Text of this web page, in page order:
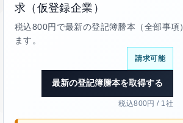
求（仮登録企業）
税込800円で最新の登記簿謄本（全部事項
ます。
請求可能
最新の登記簿謄本を取得する
税込800円 / 1社